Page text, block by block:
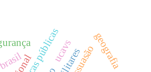
dissuasãogeografia
ucavs